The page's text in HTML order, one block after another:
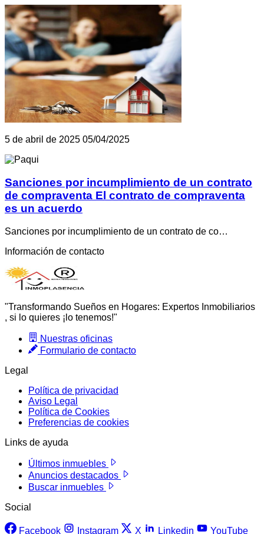
5 de abril de 2025 05/04/2025
Sanciones por incumplimiento de un contrato
de compraventa El contrato de compraventa
es un acuerdo
Sanciones por incumplimiento de un contrato de co…
Información de contacto
"Transformando Sueños en Hogares: Expertos Inmobiliarios
, si lo quieres ¡lo tenemos!"
Nuestras oficinas
Formulario de contacto
Legal
Política de privacidad
Aviso Legal
Política de Cookies
Preferencias de cookies
Links de ayuda
Últimos inmuebles
Anuncios destacados
Buscar inmuebles
Social
Facebook Instagram X Linkedin YouTube